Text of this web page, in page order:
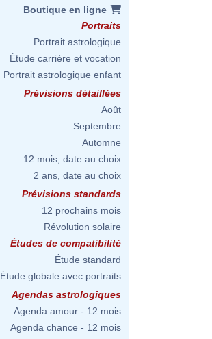
Boutique en ligne
Portraits
Portrait astrologique
Étude carrière et vocation
Portrait astrologique enfant
Prévisions détaillées
Août
Septembre
Automne
12 mois, date au choix
2 ans, date au choix
Prévisions standards
12 prochains mois
Révolution solaire
Études de compatibilité
Étude standard
Étude globale avec portraits
Agendas astrologiques
Agenda amour - 12 mois
Agenda chance - 12 mois